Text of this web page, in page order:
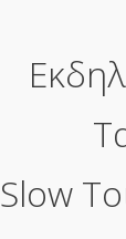
Slow